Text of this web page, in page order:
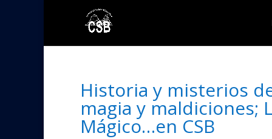
Historia y misterios
magia y maldiciones;
Mágico…en CSB